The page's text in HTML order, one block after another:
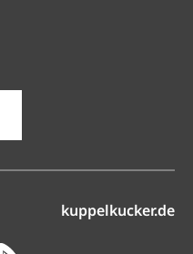
Reiter)kuppelkucker.de